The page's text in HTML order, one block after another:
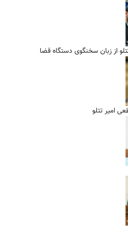
از زبان سخنگوی دستگاه قضا
امیر تتلو